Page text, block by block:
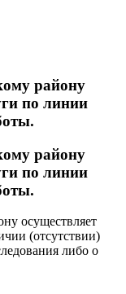
району
по линии
району
по линии
осуществляет
(отсутствии)
либо о